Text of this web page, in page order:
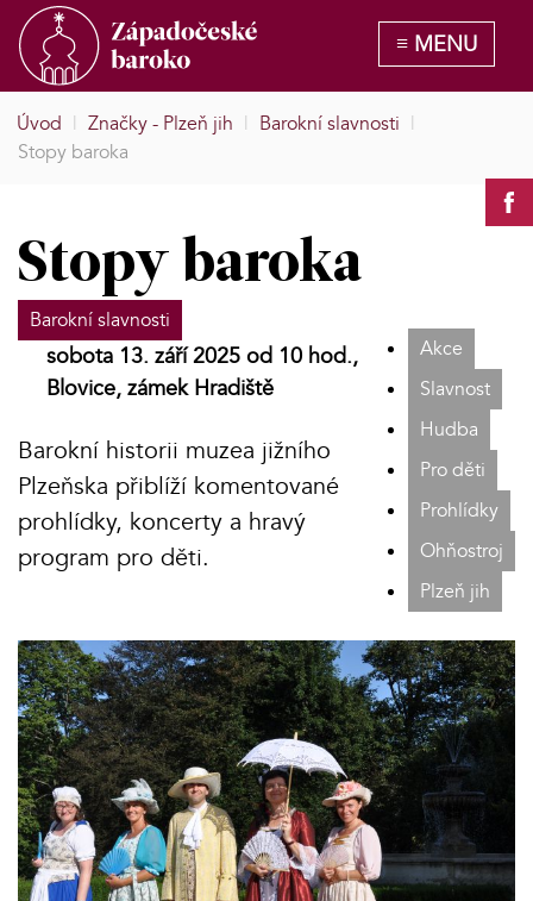
Úvod | Značky - Plzeň jih | Barokní slavnosti |
Stopy baroka
Stopy baroka
Barokní slavnosti
Akce
Slavnost
Hudba
Pro děti
Prohlídky
Ohňostroj
Plzeň jih
sobota 13. září 2025 od 10 hod.,
Blovice, zámek Hradiště
Barokní historii muzea jižního
Plzeňska přiblíží komentované
prohlídky, koncerty a hravý
program pro děti.